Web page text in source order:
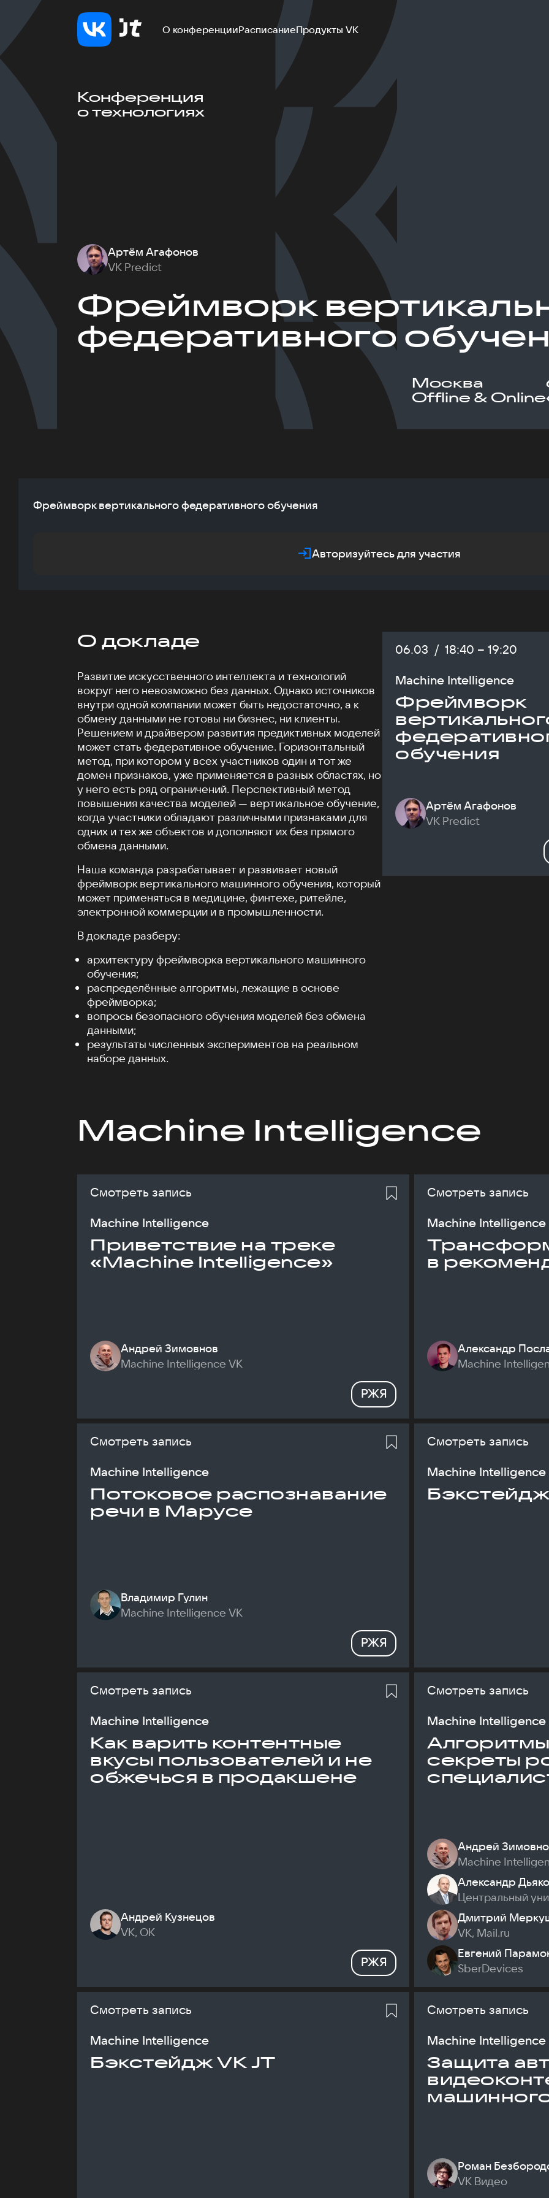
О конференцииРасписаниеПродукты VK
Конференция
о технологиях
Артём Агафонов
VK Predict
Фреймворк
федеративного
Москва
Offline & Online
Фреймворк вертикального федеративного обучения
Авторизуйтесь для участия
О докладе
Развитие искусственного интеллекта и технологий
вокруг него невозможно без данных. Однако источников
внутри одной компании может быть недостаточно, а к
обмену данными не готовы ни бизнес, ни клиенты.
Решением и драйвером развития предиктивных моделей
может стать федеративное обучение. Горизонтальный
метод, при котором у всех участников один и тот же
домен признаков, уже применяется в разных областях, но
у него есть ряд ограничений. Перспективный метод
повышения качества моделей — вертикальное обучение,
когда участники обладают различными признаками для
одних и тех же объектов и дополняют их без прямого
обмена данными.
Наша команда разрабатывает и развивает новый
фреймворк вертикального машинного обучения, который
может применяться в медицине, финтехе, ритейле,
электронной коммерции и в промышленности.
В докладе разберу:
архитектуру фреймворка вертикального машинного
обучения;
распределённые алгоритмы, лежащие в основе
фреймворка;
вопросы безопасного обучения моделей без обмена
данными;
результаты численных экспериментов на реальном
наборе данных.
Дата:
06.03 / Начало:
18:40 – Конец:
19:20
Machine Intelligence
Фреймворк
обучения
Артём Агафонов
VK Predict
Machine Intelligence
Смотреть запись
Machine Intelligence
Приветствие на треке
«Machine Intelligence»
Андрей Зимовнов
Machine Intelligence VK
РЖЯ
Смотреть запись
Machine Intelligence
в
Александр
Machine
Смотреть запись
Machine Intelligence
Потоковое распознавание
речи в Марусе
Владимир Гулин
Machine Intelligence VK
РЖЯ
Смотреть запись
Machine Intelligence
Бэкстейдж
Смотреть запись
Machine Intelligence
Как варить контентные
вкусы пользователей и не
обжечься в продакшене
Андрей Кузнецов
VK, ОК
РЖЯ
Смотреть запись
Machine Intelligence
секреты
Андрей
Machine
Александр
Центральный
Дмитрий
VK, Mail.ru
Евгений
SberDevices
Смотреть запись
Machine Intelligence
Бэкстейдж VK JT
Смотреть запись
Machine Intelligence
Защита
Роман
VK Видео